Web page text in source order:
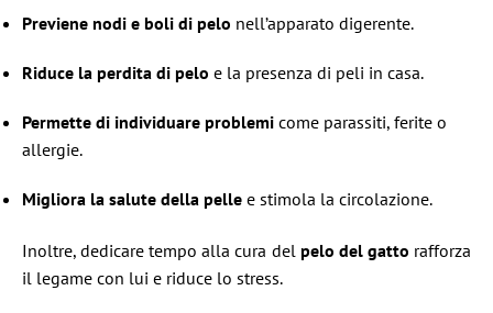
Previene nodi e boli di pelo nell’apparato digerente.
Riduce la perdita di pelo e la presenza di peli in casa.
Permette di individuare problemi come parassiti, ferite o
allergie.
Migliora la salute della pelle e stimola la circolazione.
Inoltre, dedicare tempo alla cura del pelo del gatto rafforza
il legame con lui e riduce lo stress.